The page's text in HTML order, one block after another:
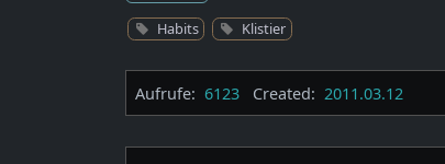
Habits Klistier
Aufrufe: 6123 Created: 2011.03.12